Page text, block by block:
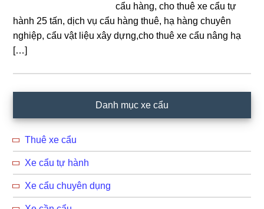
cẩu hàng, cho thuê xe cẩu tự
hành 25 tấn, dịch vụ cẩu hàng thuê, hạ hàng chuyên
nghiệp, cẩu vật liệu xây dựng,cho thuê xe cẩu nâng hạ
[…]
Sidebar
Danh mục xe cẩu
Thuê xe cẩu
Xe cẩu tự hành
Xe cẩu chuyên dụng